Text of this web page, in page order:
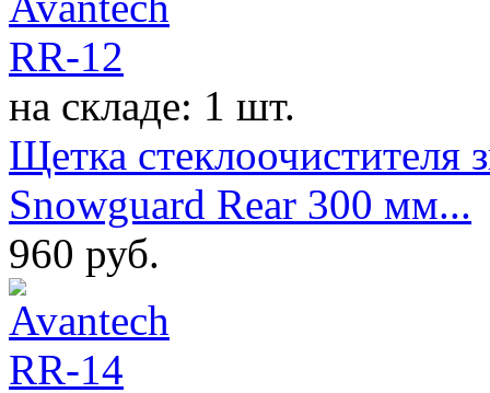
на складе: 1 шт.
Щетка стеклоочистителя
Snowguard Rear 300 мм...
960 руб.